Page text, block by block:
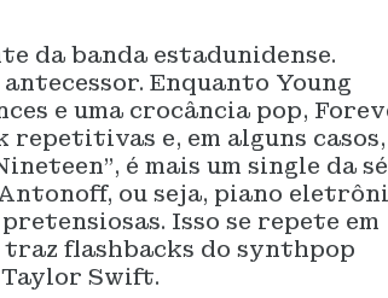
da banda estadunidense.
Enquanto Young
e uma crocância pop,
repetitivas e, em alguns casos,
é mais um single da
ou seja, piano
Isso se repete em
traz flashbacks do synthpop
Taylor Swift.